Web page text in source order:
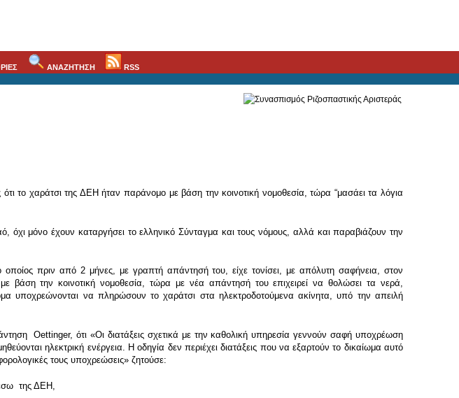
ΑΝΑΖΗΤΗΣΗ RSS
το χαράτσι της ΔΕΗ ήταν παράνομο με βάση την κοινοτική νομοθεσία, τώρα “μασάει τα λόγια
μόνο έχουν καταργήσει το ελληνικό Σύνταγμα και τους νόμους, αλλά και παραβιάζουν την
πριν από 2 μήνες, με γραπτή απάντησή του, είχε τονίσει, με απόλυτη σαφήνεια, στον
την κοινοτική νομοθεσία, τώρα με νέα απάντησή του επιχειρεί να θολώσει τα νερά,
υποχρεώνονται να πληρώσουν το χαράτσι στα ηλεκτροδοτούμενα ακίνητα, υπό την απειλή
Oettinger, ότι «Οι διατάξεις σχετικά με την καθολική υπηρεσία γεννούν σαφή υποχρέωση
ηλεκτρική ενέργεια. Η οδηγία δεν περιέχει διατάξεις που να εξαρτούν το δικαίωμα αυτό
τους υποχρεώσεις» ζητούσε:
της ΔΕΗ,